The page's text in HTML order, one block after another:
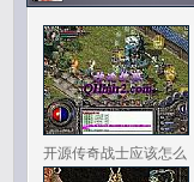
开源传奇战士应该怎么